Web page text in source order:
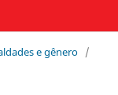
e gênero /